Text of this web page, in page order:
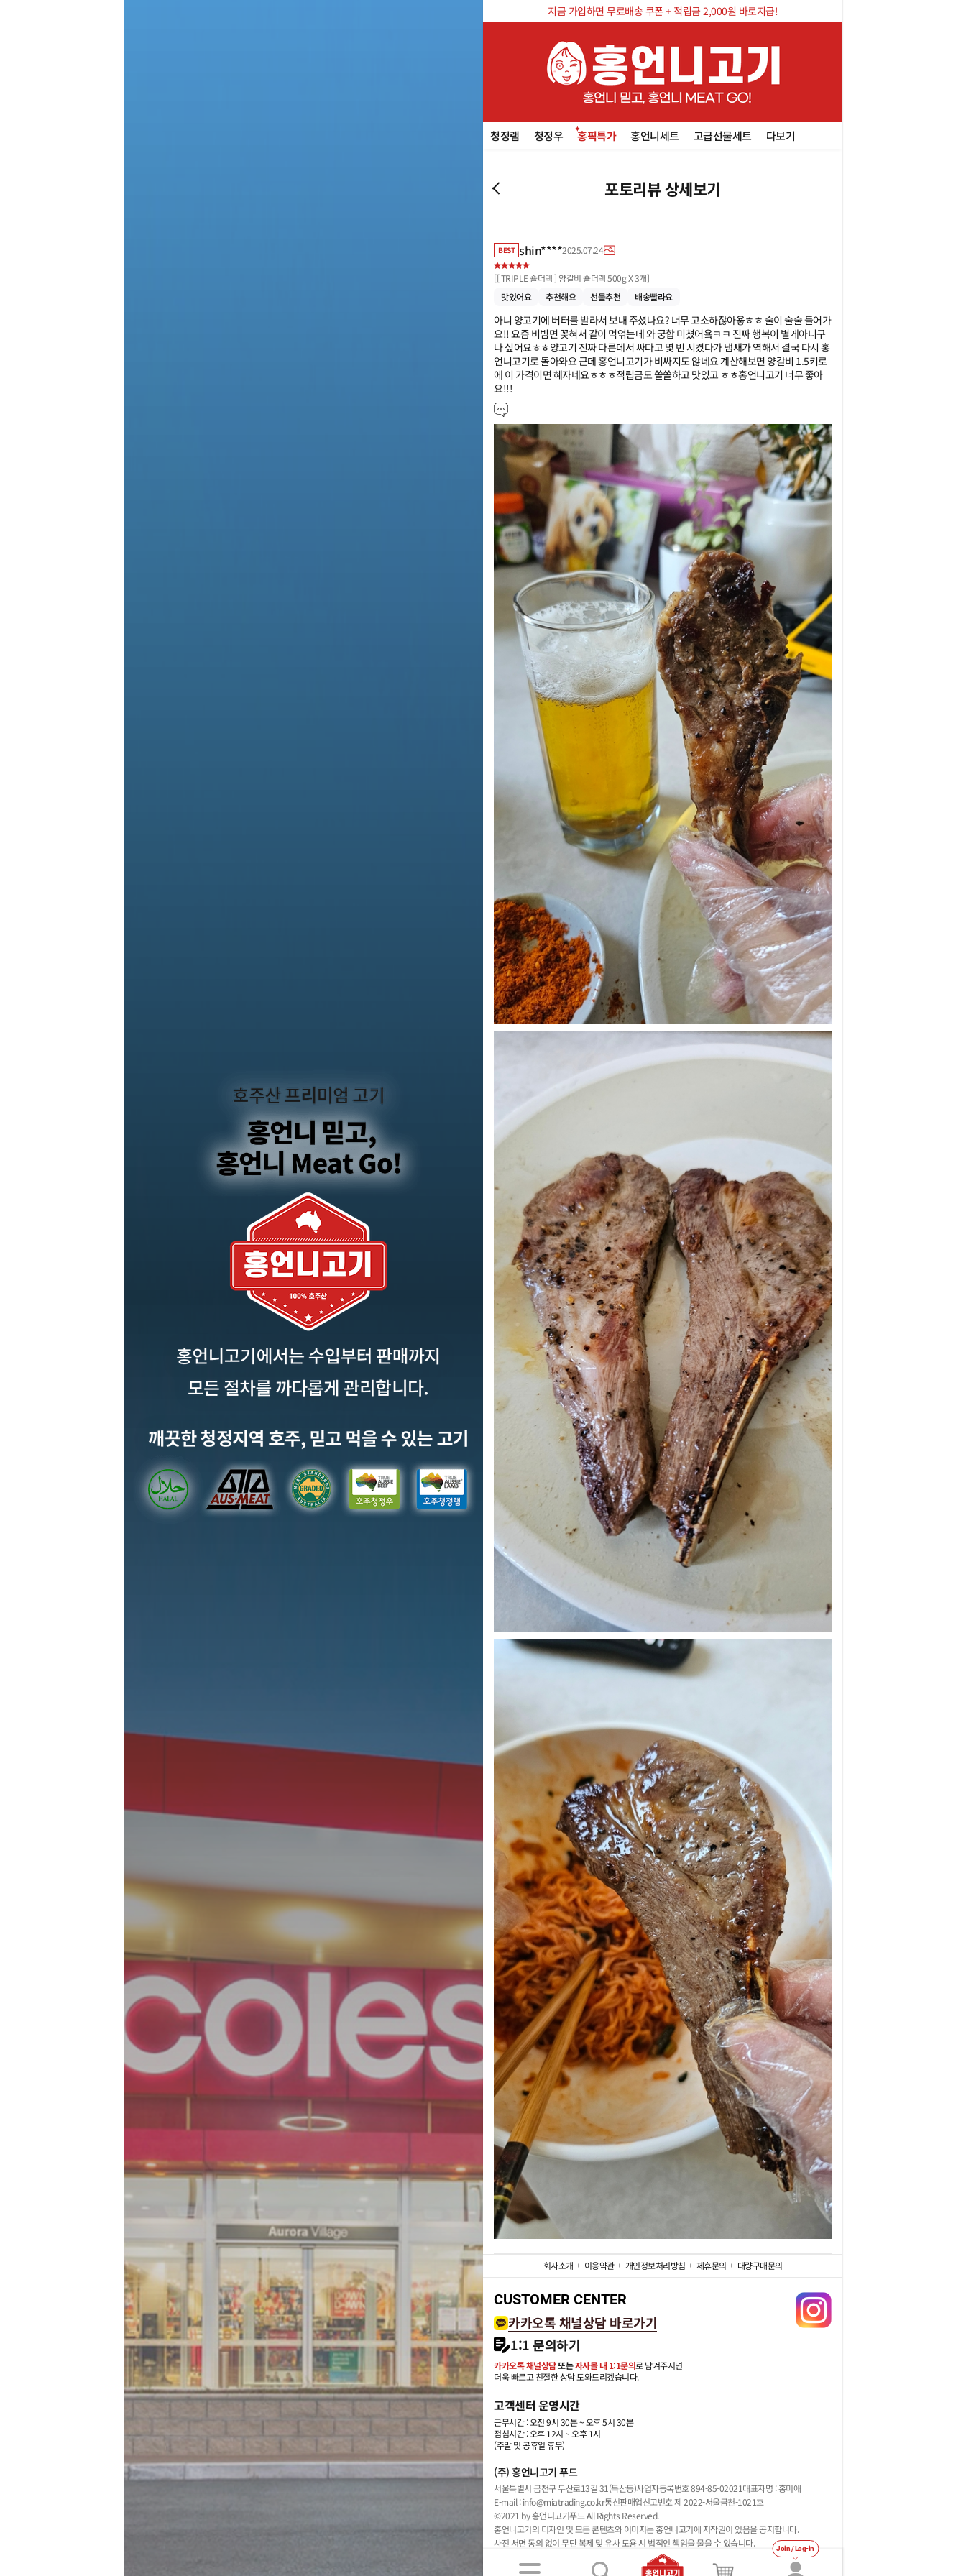
Join / Log-in
지금 가입하면 무료배송 쿠폰 + 적립금 2,000원 바로지급!
청정램 청정우 홍픽특가 홍언니세트 고급선물세트 다보기
포토리뷰 상세보기
BEST shin****2025.07.24
[[ TRIPLE 숄더랙 ] 양갈비 숄더랙 500g X 3개]
맛있어요
추천해요 선물추천 배송빨라요
아니 양고기에 버터를 발라서 보내 주셨나요? 너무 고소하잖아욯ㅎㅎ 술이 술술 들어가
요!! 요즘 비빔면 꽂혀서 같이 먹얶는데 와 궁합 미쳤어욬ㅋㅋ 진짜 행복이 별게아니구
나 싶어요ㅎㅎ양고기 진짜 다른데서 싸다고 몇 번 시켰다가 냄새가 역해서 결국 다시 홍
언니고기로 돌아와요 근데 홍언니고기가 비싸지도 않네요 계산해보면 양갈비 1.5키로
에 이 가격이면 혜자네요ㅎㅎㅎ적립금도 쏠쏠하고 맛있고 ㅎㅎ홍언니고기 너무 좋아
요!!!
회사소개 이용약관 개인정보처리방침 제휴문의 대량구매문의
CUSTOMER CENTER
카카오톡 채널상담 바로가기
1:1 문의하기
카카오톡 채널상담또는자사몰 내 1:1문의로 남겨주시면
더욱 빠르고 친절한 상담 도와드리겠습니다.
고객센터 운영시간
근무시간 : 오전 9시 30분 ~ 오후 5시 30분
점심시간 : 오후 12시 ~ 오후 1시
(주말 및 공휴일 휴무)
(주) 홍언니고기 푸드
서울특별시 금천구 두산로13길 31(독산동)사업자등록번호 894-85-02021대표자명 : 홍미애
E-mail : info@miatrading.co.kr통신판매업신고번호 제 2022-서울금천-1021호
©2021 by 홍언니고기푸드 All Rights Reserved.
홍언니고기의 디자인 및 모든 콘텐츠와 이미지는 홍언니고기에 저작권이 있음을 공지합니다.
사전 서면 동의 없이 무단 복제 및 유사 도용 시 법적인 책임을 물을 수 있습니다.